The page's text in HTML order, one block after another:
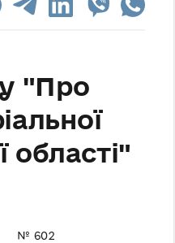
"Про
області"